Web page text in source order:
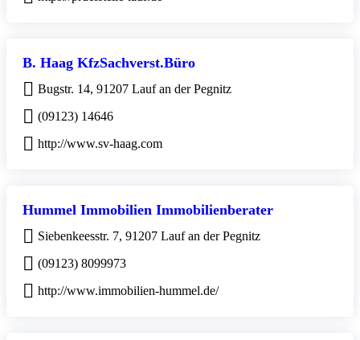
B. Haag KfzSachverst.Büro
Bugstr. 14, 91207 Lauf an der Pegnitz
(09123) 14646
http://www.sv-haag.com
Hummel Immobilien Immobilienberater
Siebenkeesstr. 7, 91207 Lauf an der Pegnitz
(09123) 8099973
http://www.immobilien-hummel.de/